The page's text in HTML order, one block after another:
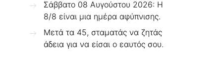
Σάββατο 08 Αυγούστου 2026: Η
8/8 είναι μια ημέρα αφύπνισης.
Μετά τα 45, σταματάς να ζητάς
άδεια για να είσαι ο εαυτός σου.